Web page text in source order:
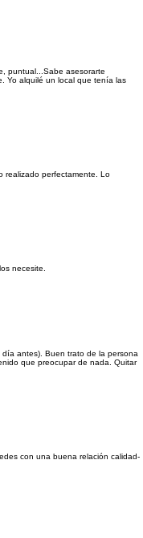
puntual...Sabe asesorarte
Yo alquilé un local que tenía las
realizado perfectamente. Lo
necesite.
antes). Buen trato de la persona
que preocupar de nada. Quitar
con una buena relación calidad-